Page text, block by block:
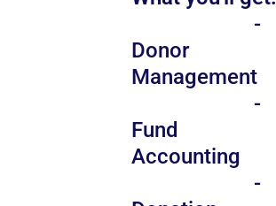
-
Donor
Management
-
Fund
Accounting
-